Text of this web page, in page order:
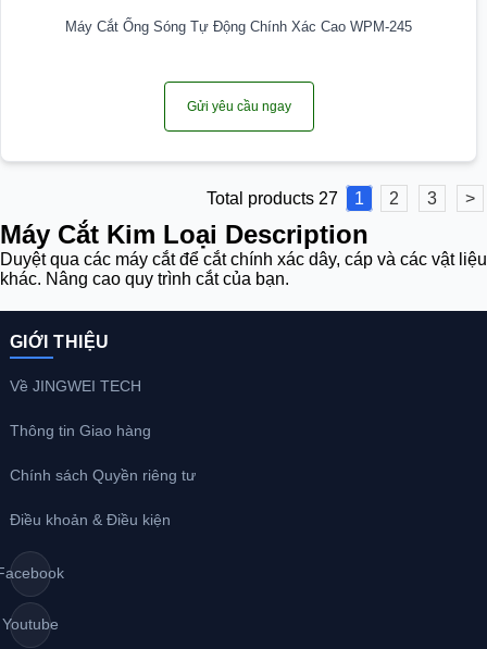
Máy Cắt Ống Sóng Tự Động Chính Xác Cao WPM-245
Gửi yêu cầu ngay
Total products 27 1 2 3 >
Máy Cắt Kim Loại Description
Duyệt qua các máy cắt để cắt chính xác dây, cáp và các vật liệu
khác. Nâng cao quy trình cắt của bạn.
GIỚI THIỆU
Về JINGWEI TECH
Thông tin Giao hàng
Chính sách Quyền riêng tư
Điều khoản & Điều kiện
Youtube